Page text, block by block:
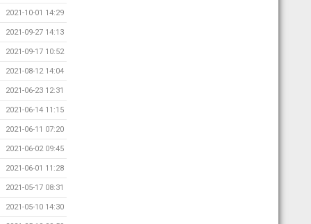
2021-10-01 14:29
2021-09-27 14:13
2021-09-17 10:52
2021-08-12 14:04
2021-06-23 12:31
2021-06-14 11:15
2021-06-11 07:20
2021-06-02 09:45
2021-06-01 11:28
2021-05-17 08:31
2021-05-10 14:30